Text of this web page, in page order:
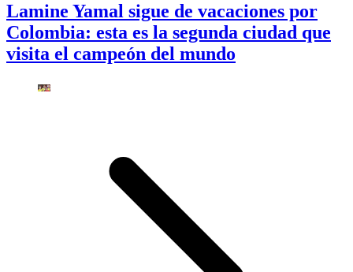
Lamine Yamal sigue de vacaciones por
Colombia: esta es la segunda ciudad que
visita el campeón del mundo